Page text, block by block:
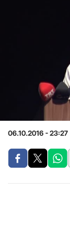
06.10.2016 - 23:27